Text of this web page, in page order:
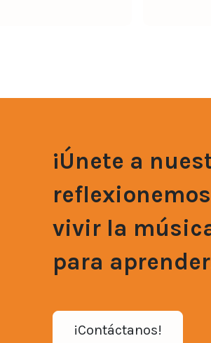
¡Únete a
vivir la
para
¡Contáctanos!